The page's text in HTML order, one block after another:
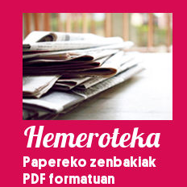
Hemeroteka
Papereko zenbakiak
PDF formatuan